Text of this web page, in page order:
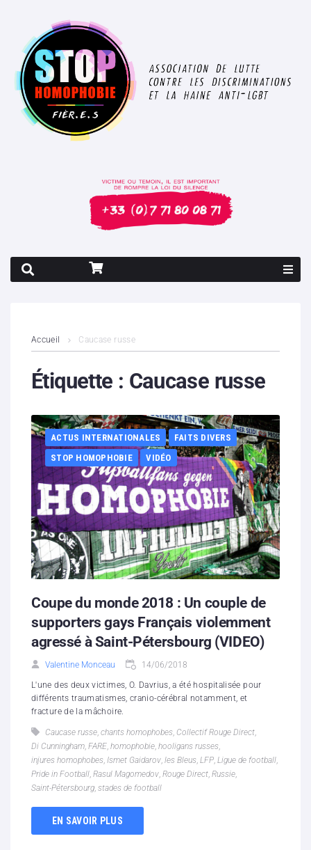
Contenus litigieux
Boutique
Partenaires
Contacts
Hébergement solidaire
Accueil Caucase russe
Étiquette : Caucase russe
ACTUS INTERNATIONALES
FAITS DIVERS
STOP HOMOPHOBIE
VIDÉO
Coupe du monde 2018 : Un couple de
supporters gays Français violemment
agressé à Saint-Pétersbourg (VIDEO)
Valentine Monceau 14/06/2018
L'une des deux victimes, O. Davrius, a été hospitalisée pour
différents traumatismes, cranio-cérébral notamment, et
fracture de la mâchoire.
Caucase russe, chants homophobes, Collectif Rouge Direct,
Di Cunningham, FARE, homophobie, hooligans russes,
injures homophobes, Ismet Gaidarov, les Bleus, LFP, Ligue de football,
Pride in Football, Rasul Magomedov, Rouge Direct, Russie,
Saint-Pétersbourg, stades de football
EN SAVOIR PLUS